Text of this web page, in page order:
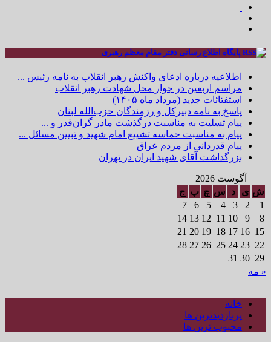
پایگاه اطلاع رسانی دفتر مقام معظم رهبری
اطلاعیه درباره ادعای واکنش رهبر انقلاب به نامه رئیس ...
مراسم اربعین در جوار محل شهادت رهبر انقلاب
استفتائات جدید (مرداد ماه ۱۴۰۵)
پاسخ به نامه دبیرکل و رزمندگان حزب‌الله لبنان
پیام تسلیت به مناسبت درگذشت مادر گران‌قدر و ...
پیام به مناسبت حماسه تشییع امام شهید و تبیین مسائل ...
پیام قدردانی از مردم عراق
بزرگداشت آقای شهید ایران در تهران
آگوست 2026
ش ی د س چ پ ج
1
2
3
4
5
6
7
8
9
10
11
12
13
14
15
16
17
18
19
20
21
22
23
24
25
26
27
28
29
30
31
« مه
خانه
پربازدیدترین ها
محبوب ترین ها